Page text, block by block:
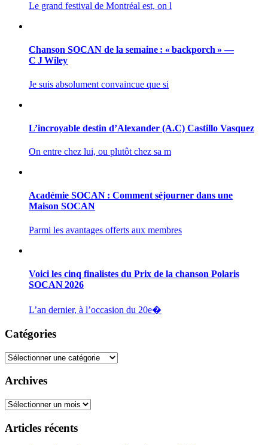
Le grand festival de Montréal est, on l
Chanson SOCAN de la semaine : « backporch » —
C J Wiley
Je suis absolument convaincue que si
L’incroyable destin d’Alexander (A.C) Castillo Vasquez
On entre chez lui, ou plutôt chez sa m
Académie SOCAN : Comment séjourner dans une
Maison SOCAN
Parmi les avantages offerts aux membres
Voici les cinq finalistes du Prix de la chanson Polaris
SOCAN 2026
L’an dernier, à l’occasion du 20e�
Catégories
Catégories
Archives
Archives
Articles récents